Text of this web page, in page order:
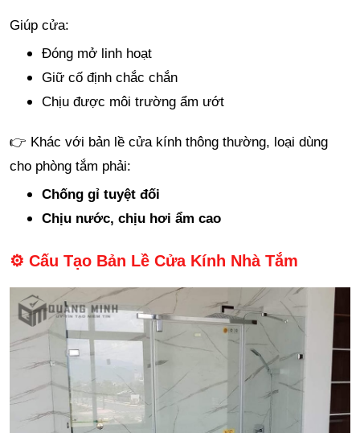
Giúp cửa:
Đóng mở linh hoạt
Giữ cố định chắc chắn
Chịu được môi trường ẩm ướt
👉 Khác với bản lề cửa kính thông thường, loại dùng
cho phòng tắm phải:
Chống gỉ tuyệt đối
Chịu nước, chịu hơi ẩm cao
⚙️ Cấu Tạo Bản Lề Cửa Kính Nhà Tắm